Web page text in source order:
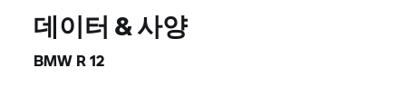
데이터 & 사양
BMW R 12